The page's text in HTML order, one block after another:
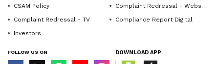
CSAM Policy
Complaint Redressal - Website
Complaint Redressal - TV
Compliance Report Digital
Investors
FOLLOW US ON DOWNLOAD APP